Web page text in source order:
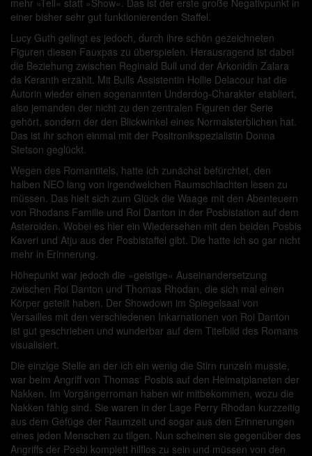
mehr »Tell« statt »Show«. Das ist der erste große Negativpunkt in
einer bisher sehr gut funktionierenden Staffel.
Lucy Guth gelingt es jedoch, durch ihre schön gezeichneten
Figuren diesen Fauxpas zu überspielen. Herausragend ist dabei
die Beziehung zwischen Reginald Bull und der Arkonidin Zalara
da Keranth erzählt. Mit Bulls Assistentin Hollie Delacour hat die
Autorin wieder einen sogenannten Underdog-Charakter etabliert,
also jemanden der nicht zu den zentralen Figuren der Serie
gehört, sondern der den Blickwinkel eines Normalsterblichen hat.
Das ist ihr schon einmal mit der Positronikspezialistin Donna
Stetson geglückt.
Wegen des Romantitels, hatte ich zunächst befürchtet, den
halben NEO lang von irgendwelchen Raumschlachten lesen zu
müssen. Das hielt sich zum Glück die Waage mit den Abenteuern
von Rhodans Familie und Roi Danton in der Posbistation auf dem
Asteroiden. Wobei es hier ein Wiedersehen mit den beiden Posbis
Kaveri und Atju aus der Posbistaffel gibt. Die hatte ich so gar nicht
mehr in Erinnerung.
Höhepunkt war jedoch die »geistige« Auseinandersetzung
zwischen Roi Danton und Thomas Rhodan, die sich mal einen
Körper geteilt haben. Der Showdown im Spiegelsaal von
Versailles mit den verschiedenen Inkarnationen von Roi Danton
ist gut geschrieben und wunderbar auf dem Titelbild des Romans
visualisiert.
Die einzige Stelle an der ich ein wenig die Stirn runzeln musste,
war beim Angriff von Thomas‘ Posbis auf den Heimatplaneten der
Nakken. Im Vorgängerroman haben wir mitbekommen, wozu die
Nakken fähig sind. Sie waren in der Lage Perry Rhodan kurzzeitig
aus dem Gefüge der Raumzeit und sogar aus den Erinnerungen
eines jeden Menschen zu tilgen. Nun scheinen sie gegenüber des
Angriffs der Posbi komplett hilflos zu sein und müssen von den